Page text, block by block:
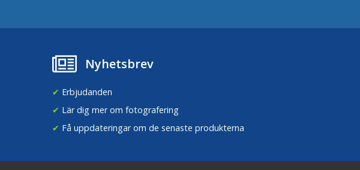
Nyhetsbrev
✔ Erbjudanden
✔ Lär dig mer om fotografering
✔ Få uppdateringar om de senaste produkterna